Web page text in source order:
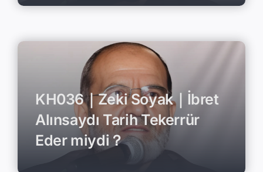
KH036｜Zeki Soyak｜İbret
Alınsaydı Tarih Tekerrür
Eder miydi？